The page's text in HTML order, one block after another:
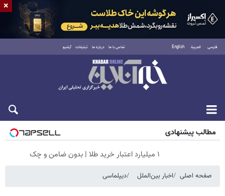
فارسی العربية English تماس با ما درباره ما تبلیغات آرشیو
جمعه ۱۶ مرداد ۱۴۰۵
مطالب پیشنهادی
۱ میلیارد اعتبار خرید طلا | بدون ضامن و چک
صفحه اصلی اخبار بین‌الملل دیپلماسی
×